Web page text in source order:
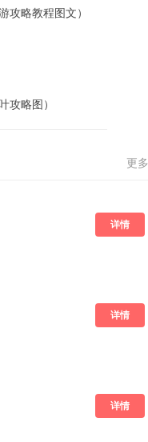
攻略教程图文）
攻略图）
更
详情
详情
详情